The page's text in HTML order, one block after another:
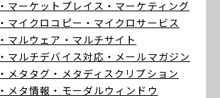
・マーケットプレイス ・マーケティング
・マイクロコピー ・マイクロサービス
・マルウェア ・マルチサイト
・マルチデバイス対応 ・メールマガジン
・メタタグ ・メタディスクリプション
・メタ情報 ・モーダルウィンドウ